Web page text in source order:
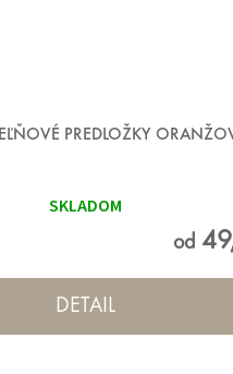
PREDLOŽKY
SKLADOM
od
DETAIL